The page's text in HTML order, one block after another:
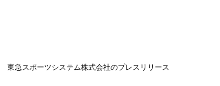
東急スポーツシステム株式会社のプレスリリース